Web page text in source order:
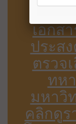
แจ้งข้
เอกส
ประส
ตรวจ
ทห
มหาวิ
คลิกดูร